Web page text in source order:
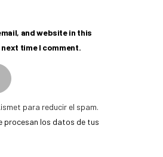
and website in this
time I comment.
para reducir el spam.
procesan los datos de tus